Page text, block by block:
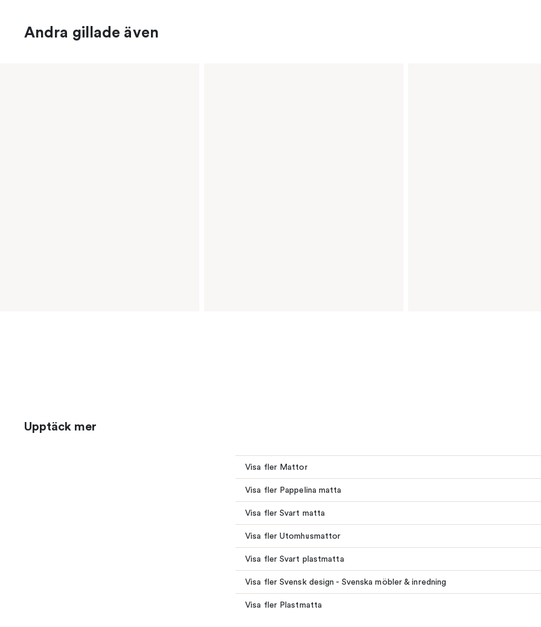
Andra gillade även
Upptäck mer
Visa fler Mattor
Visa fler Pappelina matta
Visa fler Svart matta
Visa fler Utomhusmattor
Visa fler Svart plastmatta
Visa fler Svensk design - Svenska möbler & inredning
Visa fler Plastmatta